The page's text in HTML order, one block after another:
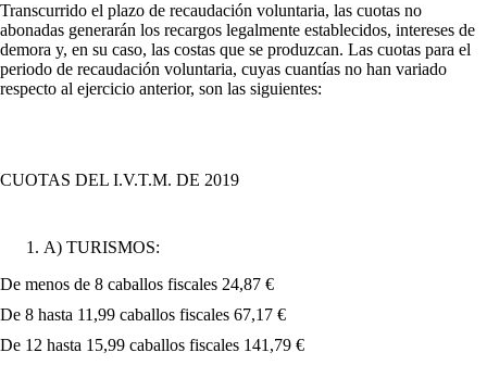
Transcurrido el plazo de recaudación voluntaria, las cuotas no
abonadas generarán los recargos legalmente establecidos, intereses de
demora y, en su caso, las costas que se produzcan. Las cuotas para el
periodo de recaudación voluntaria, cuyas cuantías no han variado
respecto al ejercicio anterior, son las siguientes:
CUOTAS DEL I.V.T.M. DE 2019
A) TURISMOS:
De menos de 8 caballos fiscales 24,87 €
De 8 hasta 11,99 caballos fiscales 67,17 €
De 12 hasta 15,99 caballos fiscales 141,79 €